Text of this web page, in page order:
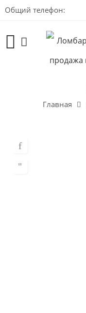
Общий телефон:
Главная